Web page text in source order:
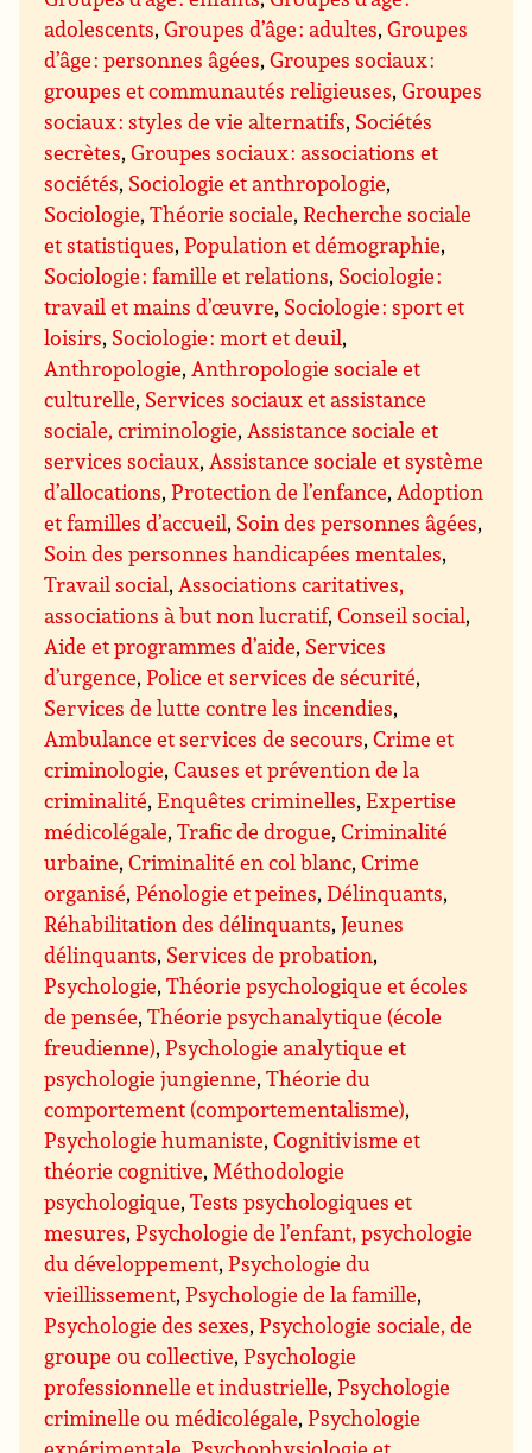
adolescents,Groupes d’âge : adultes,Groupes
d’âge : personnes âgées,Groupes sociaux :
groupes et communautés religieuses,Groupes
sociaux : styles de vie alternatifs, Sociétés
secrètes,Groupes sociaux : associations et
sociétés, Sociologie et anthropologie,
Sociologie,Théorie sociale,Recherche sociale
et statistiques,Population et démographie,
Sociologie : famille et relations, Sociologie :
travail et mains d’œuvre, Sociologie : sport et
loisirs, Sociologie : mort et deuil,
Anthropologie,Anthropologie sociale et
culturelle, Services sociaux et assistance
sociale, criminologie,Assistance sociale et
services sociaux,Assistance sociale et système
d’allocations,Protection de l’enfance,Adoption
et familles d’accueil, Soin des personnes âgées,
Soin des personnes handicapées mentales,
Travail social,Associations caritatives,
associations à but non lucratif,Conseil social,
Aide et programmes d’aide, Services
d’urgence,Police et services de sécurité,
Services de lutte contre les incendies,
Ambulance et services de secours,Crime et
criminologie,Causes et prévention de la
criminalité,Enquêtes criminelles,Expertise
médicolégale,Trafic de drogue,Criminalité
urbaine,Criminalité en col blanc,Crime
organisé,Pénologie et peines,Délinquants,
Réhabilitation des délinquants,Jeunes
délinquants, Services de probation,
Psychologie,Théorie psychologique et écoles
de pensée,Théorie psychanalytique (école
freudienne),Psychologie analytique et
psychologie jungienne,Théorie du
comportement (comportementalisme),
Psychologie humaniste,Cognitivisme et
théorie cognitive,Méthodologie
psychologique,Tests psychologiques et
mesures,Psychologie de l’enfant, psychologie
du développement,Psychologie du
vieillissement,Psychologie de la famille,
Psychologie des sexes,Psychologie sociale, de
groupe ou collective,Psychologie
professionnelle et industrielle,Psychologie
criminelle ou médicolégale,Psychologie